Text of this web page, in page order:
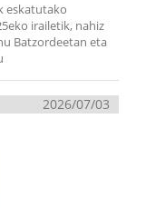
eskatutako
irailetik, nahiz
Batzordeetan eta
2026/07/03